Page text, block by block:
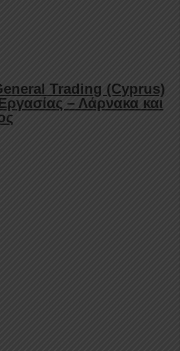
Trading (Cyprus)
– Λάρνακα και